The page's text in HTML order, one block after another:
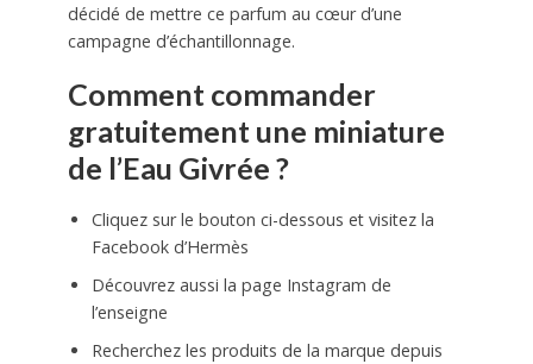
décidé de mettre ce parfum au cœur d’une
campagne d’échantillonnage.
Comment commander
gratuitement une miniature
de l’Eau Givrée ?
Cliquez sur le bouton ci-dessous et visitez la
Facebook d’Hermès
Découvrez aussi la page Instagram de
l’enseigne
Recherchez les produits de la marque depuis